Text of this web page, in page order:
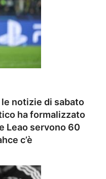
notizie di sabato
ha formalizzato
Leao servono 60
c’è